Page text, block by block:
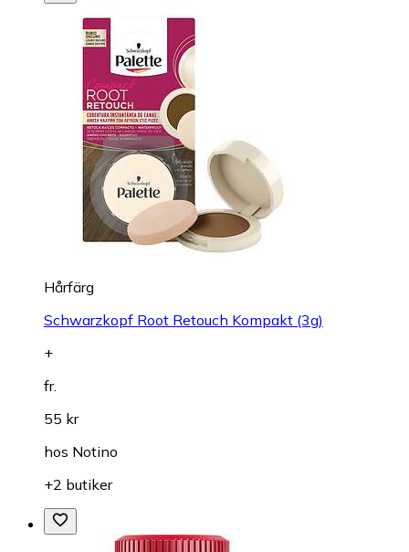
Hårfärg
Schwarzkopf Root Retouch Kompakt (3g)
+
fr.
55 kr
hos Notino
+2 butiker